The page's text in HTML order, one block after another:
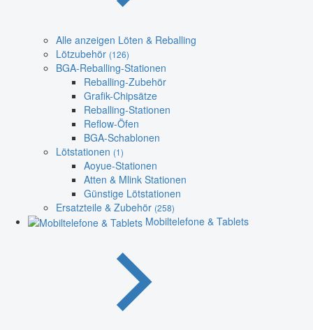
Alle anzeigen Löten & Reballing
Lötzubehör (126)
BGA-Reballing-Stationen
Reballing-Zubehör
Grafik-Chipsätze
Reballing-Stationen
Reflow-Öfen
BGA-Schablonen
Lötstationen (1)
Aoyue-Stationen
Atten & Mlink Stationen
Günstige Lötstationen
Ersatzteile & Zubehör (258)
Mobiltelefone & Tablets